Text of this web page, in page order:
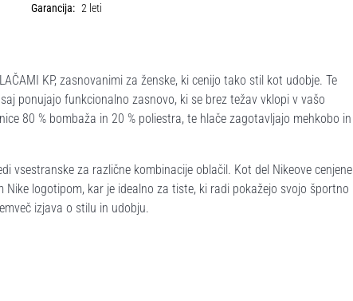
Garancija: 2 leti
KP, zasnovanimi za ženske, ki cenijo tako stil kot udobje. Te
ponujajo funkcionalno zasnovo, ki se brez težav vklopi v vašo
80 % bombaža in 20 % poliestra, te hlače zagotavljajo mehkobo in
vsestranske za različne kombinacije oblačil. Kot del Nikeove cenjene
logotipom, kar je idealno za tiste, ki radi pokažejo svojo športno
izjava o stilu in udobju.